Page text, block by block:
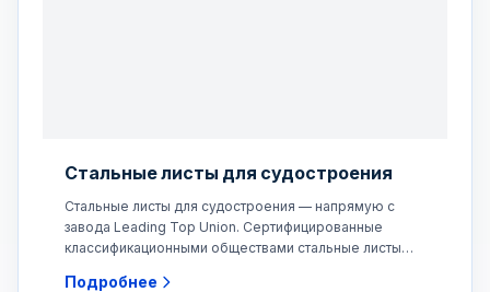
Стальные листы для судостроения
Стальные листы для судостроения — напрямую с
завода Leading Top Union. Сертифицированные
классификационными обществами стальные листы
Подробнее